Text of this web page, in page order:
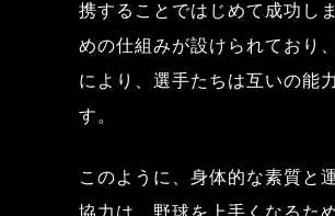
携することではじめて成功し
めの仕組みが設けられており
により、選手たちは互いの能
す。
このように、身体的な素質と
協力は、野球を上手くなるた